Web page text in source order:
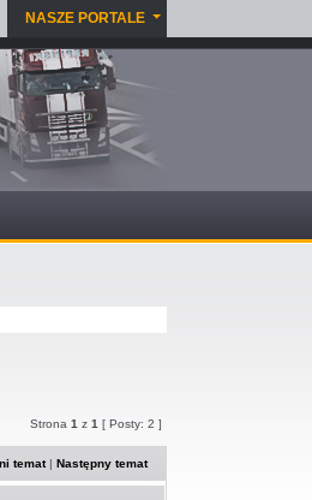
NASZE PORTALE
Strona1 z1 [ Posty: 2 ]
temat|Następny temat